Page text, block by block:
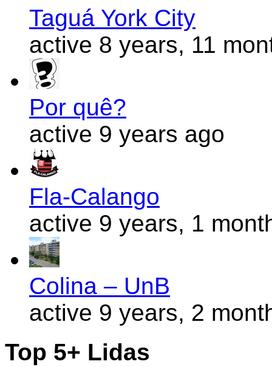
Taguá York City
active 8 years, 11
Por quê?
active 9 years ago
Fla-Calango
active 9 years, 1
Colina – UnB
active 9 years, 2
Top 5+ Lidas